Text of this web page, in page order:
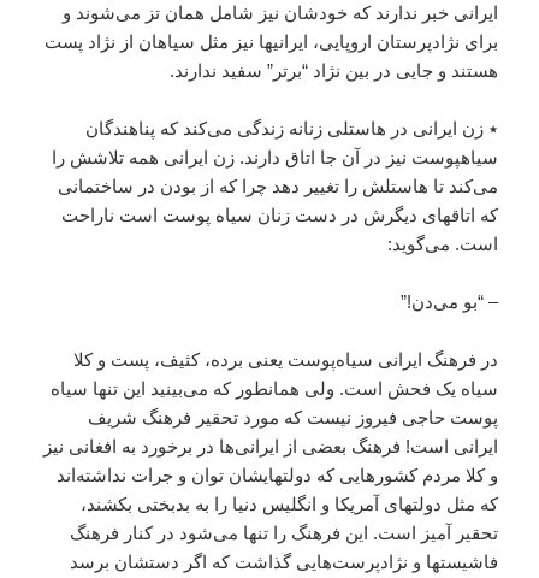
ايرانى خبر ندارند که خودشان نيز شامل همان تز مى‌شوند و
براى نژاد‌پرستان اروپايى، ايرانيها نيز مثل سياهان از نژاد پست
هستند و جايى در بين نژاد “برتر” سفيد ندارند.
٭ زن ايرانى در هاستلى زنانه زندگى مى‌کند که پناهندگان
سياهپوست نيز در آن جا اتاق دارند. زن ايرانى همه تلاشش را
مى‌کند تا هاستلش را تغيير دهد چرا که از بودن در ساختمانى
که اتاقهاى ديگرش در دست زنان سياه پوست است ناراحت
است. مى‌گويد:
– “بو مى‌دن!”
در فرهنگ ايرانى سياه‌پوست يعنى برده، کثيف، پست و کلا
سياه يک فحش است. ولى همانطور که مى‌بينيد اين تنها سياه
پوست حاجى فيروز نيست که مورد تحقير فرهنگ شريف
ايرانى است! فرهنگ بعضى از ايرانى‌ها در برخورد به افغانى نيز
و کلا مردم کشورهايى که دولتهايشان توان و جرات نداشته‌اند
که مثل دولتهاى آمريکا و انگليس دنيا را به بدبختى بکشند،
تحقير آميز است. اين فرهنگ را تنها مى‌شود در کنار فرهنگ
فاشيستها و نژاد‌پرست‌هايى گذاشت که اگر دستشان برسد